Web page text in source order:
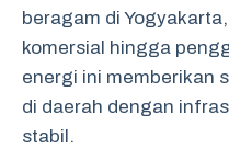
beragam di
komersial hingga
energi ini memberikan
di daerah dengan
stabil.